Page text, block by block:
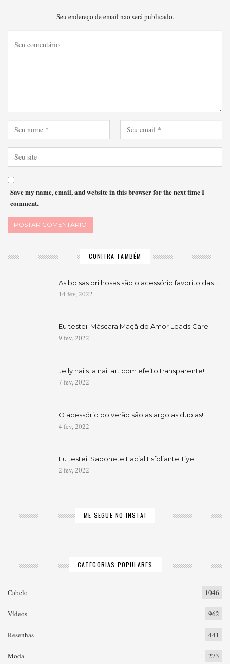
Seu endereço de email não será publicado.
Save my name, email, and website in this browser for the next time I
comment.
CONFIRA TAMBÉM
As bolsas brilhosas são o acessório favorito das…
14 fev, 2022
Eu testei: Máscara Maçã do Amor Leads Care
9 fev, 2022
Jelly nails: a nail art com efeito transparente!
7 fev, 2022
O acessório do verão são as argolas duplas!
4 fev, 2022
Eu testei: Sabonete Facial Esfoliante Tiye
2 fev, 2022
ME SEGUE NO INSTA!
CATEGORIAS POPULARES
Cabelo 1046
Vídeos 962
Resenhas 441
Moda 273